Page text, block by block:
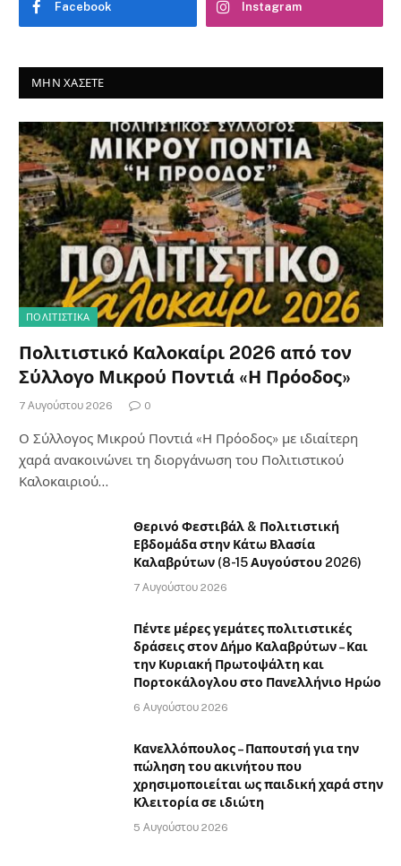
Facebook Instagram
ΜΗΝ ΧΆΣΕΤΕ
ΠΟΛΙΤΙΣΤΙΚΑ
Πολιτιστικό Καλοκαίρι 2026 από τον
Σύλλογο Μικρού Ποντιά «Η Πρόοδος»
7 Αυγούστου 2026 0
Ο Σύλλογος Μικρού Ποντιά «Η Πρόοδος» με ιδιαίτερη
χαρά ανακοινώνει τη διοργάνωση του Πολιτιστικού
Καλοκαιριού…
Θερινό Φεστιβάλ & Πολιτιστική
Εβδομάδα στην Κάτω Βλασία
Καλαβρύτων (8-15 Αυγούστου 2026)
7 Αυγούστου 2026
Πέντε μέρες γεμάτες πολιτιστικές
δράσεις στον Δήμο Καλαβρύτων – Και
την Κυριακή Πρωτοψάλτη και
Πορτοκάλογλου στο Πανελλήνιο Ηρώο
6 Αυγούστου 2026
Κανελλόπουλος – Παπουτσή για την
πώληση του ακινήτου που
χρησιμοποιείται ως παιδική χαρά στην
Κλειτορία σε ιδιώτη
5 Αυγούστου 2026